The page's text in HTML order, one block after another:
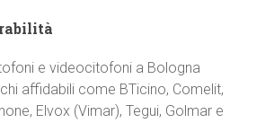
e videocitofoni a Bologna
affidabili come BTicino, Comelit,
Elvox (Vimar), Tegui, Golmar e